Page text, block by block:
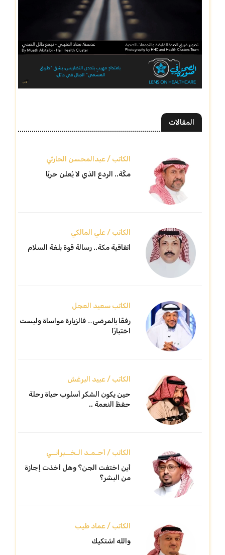
المقالات
الكاتب / عبدالمحسن الحارثي
مكّة.. الردع الذي لا يُعلن حربًا
الكاتب / علي المالكي
اتفاقية مكة.. رسالة قوة بلغة السلام
الكاتب سعيد العجل
رفقًا بالمرضى… فالزيارة مواساة وليست
اختبارًا
الكاتب / عبيد البرغش
حين يكون الشكر أسلوب حياة رحلة
حفظ النعمة ..
الكاتب / أحـمـد الـخــبرانــي
أين اختفت الجن؟ وهل أخذت إجازة
من البشر؟
الكاتب / عماد طيب
والله اشتكيك